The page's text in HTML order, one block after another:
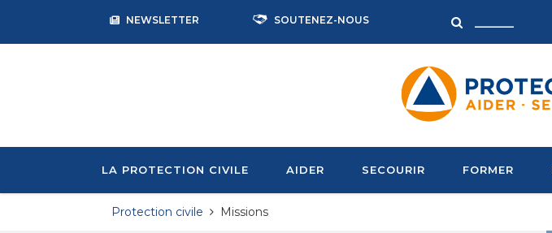
NEWSLETTER SOUTENEZ-NOUS
LA PROTECTION CIVILE AIDER SECOURIR FORMER
Protection civile Missions